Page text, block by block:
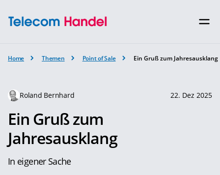
Home Themen Point of Sale Ein Gruß zum Jahresausklang
Roland Bernhard 22. Dez 2025
Ein Gruß zum
Jahresausklang
In eigener Sache